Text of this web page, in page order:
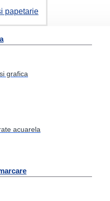
papetarie
grafica
acuarela
24113
baie